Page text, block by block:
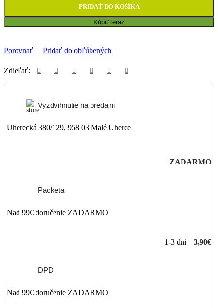
PRIDAŤ DO KOŠÍKA
Kúpiť teraz
Porovnať Pridať do obľúbených
Zdieľať:
Vyzdvihnutie na predajni
Uherecká 380/129, 958 03 Malé Uherce
ZADARMO
Packeta
Nad 99€ doručenie ZADARMO
1-3 dni 3,90€
DPD
Nad 99€ doručenie ZADARMO